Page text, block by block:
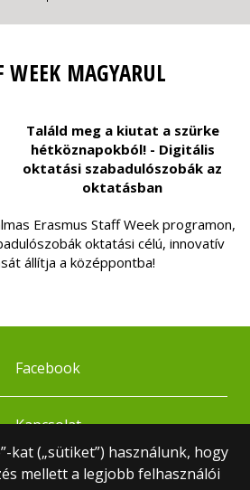
WEEK MAGYARUL
Találd meg a kiutat a szürke
hétköznapokból! - Digitális
oktatási szabadulószobák az
oktatásban
Erasmus Staff Week programon,
oktatási célú, innovatív
állítja a középpontba!
kat („sütiket”) használunk, hogy
mellett a legjobb felhasználói
Facebook
Kapcsolat
Loránd Tudományegyetem